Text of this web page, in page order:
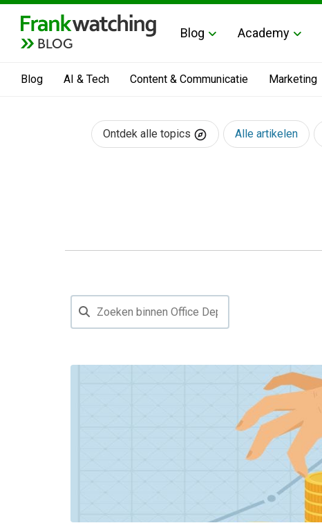
BLOG
Blog Academy
Blog AI & Tech Content & Communicatie Marketing
Ontdek alle topics Alle artikelen